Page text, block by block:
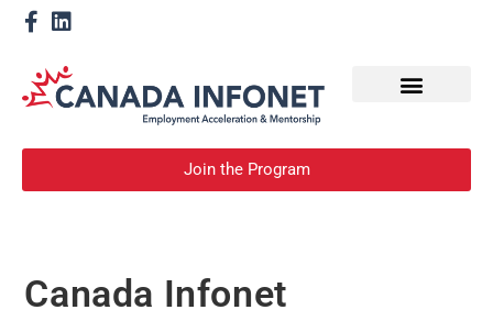
Join the Program
Canada Infonet